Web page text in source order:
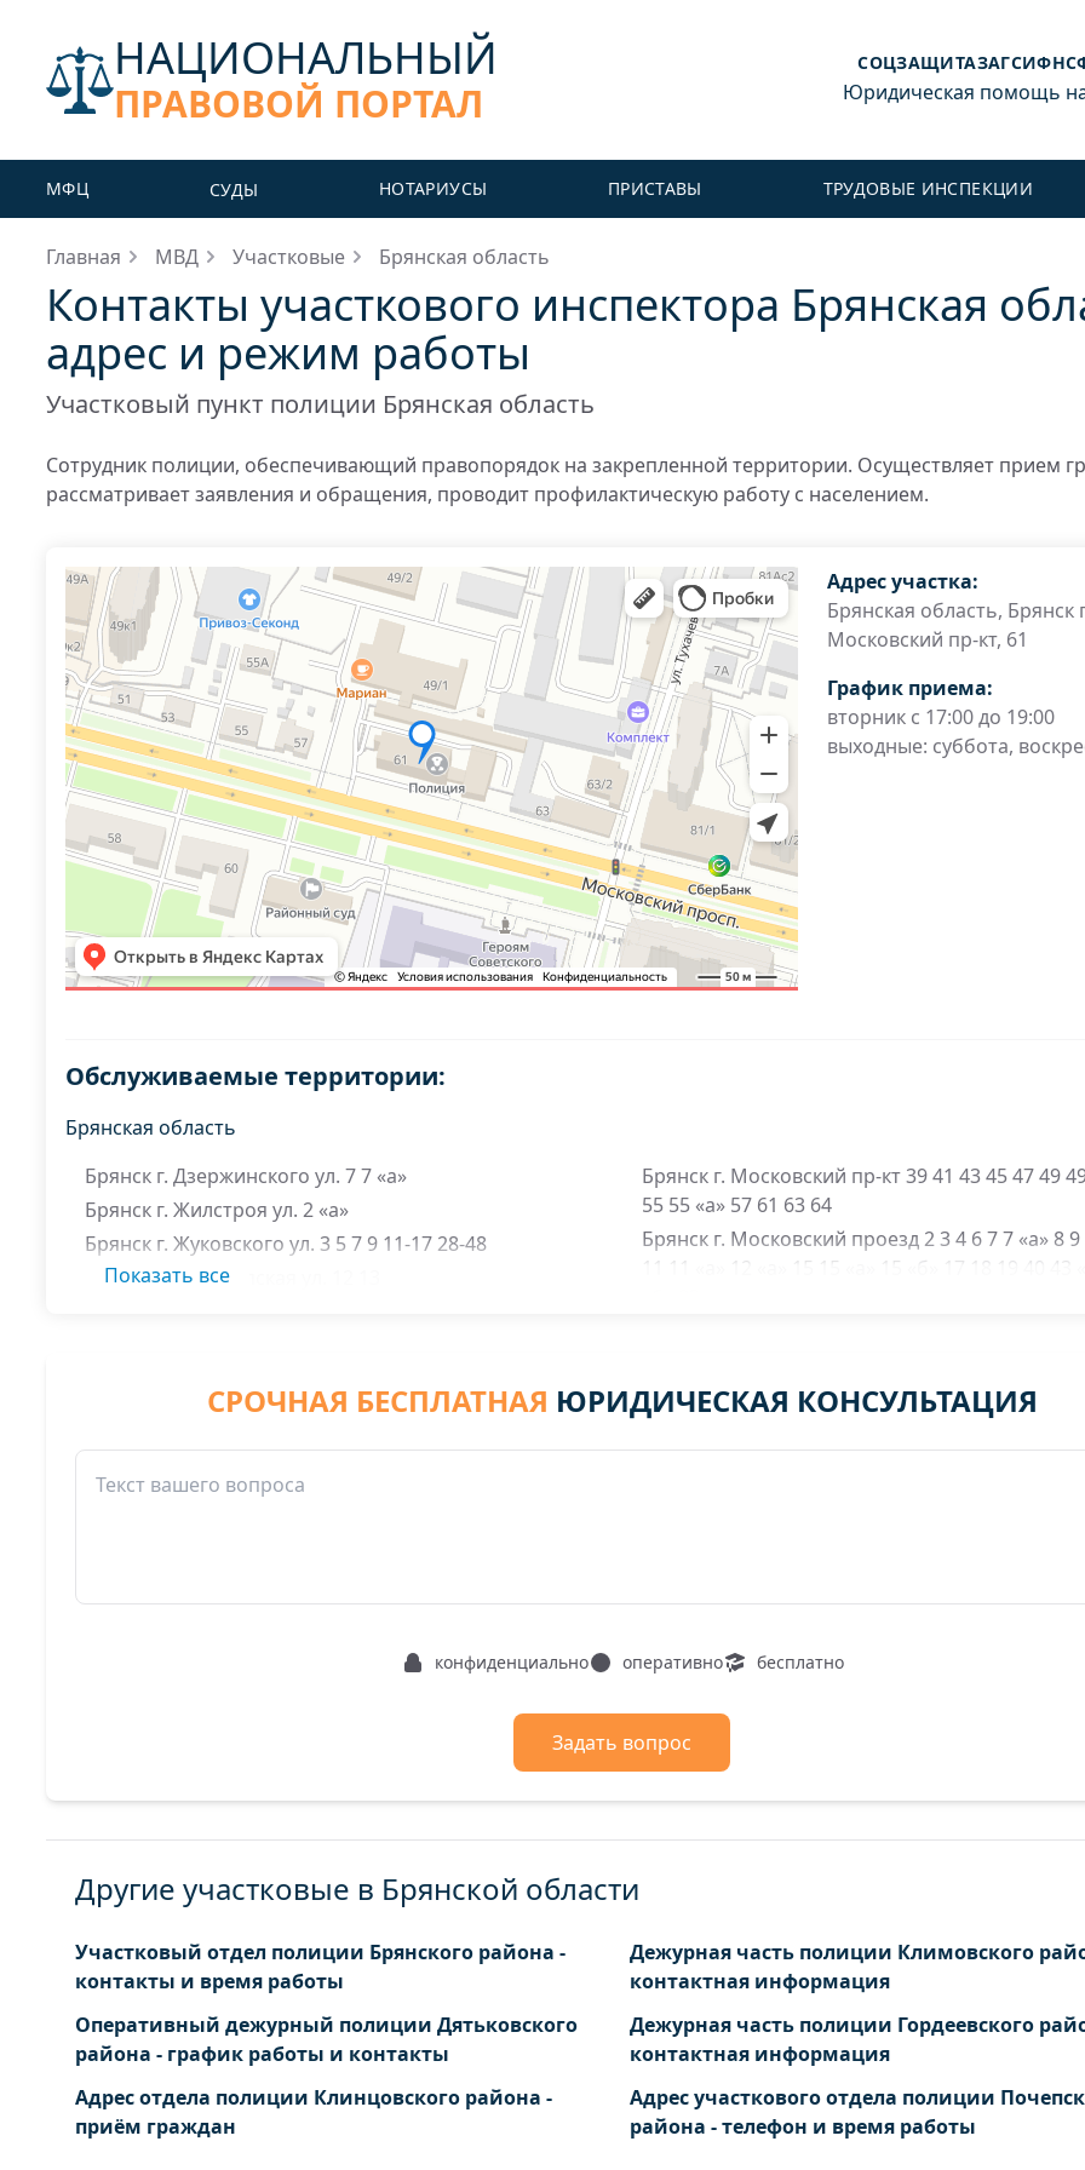
НАЦИОНАЛЬНЫЙ
ПРАВОВОЙ ПОРТАЛ
СОЦЗАЩИТАЗАГСИФНС
Юридическая помощь
МФЦ СУДЫ НОТАРИУСЫ ПРИСТАВЫ ТРУДОВЫЕ ИНСПЕКЦИИ
Главная МВД Участковые Брянская область
Контакты участкового инспектора Брянская
адрес и режим работы
Участковый пункт полиции Брянская область
Сотрудник полиции, обеспечивающий правопорядок на закрепленной территории. Осуществляет прием
рассматривает заявления и обращения, проводит профилактическую работу с населением.
Адрес участка:
Брянская область, Брянск
Московский пр-кт, 61
График приема:
вторник с 17:00 до 19:00
выходные: суббота,
Обслуживаемые территории:
Брянская область
Брянск г. Дзержинского ул. 7 7 «а»
Брянск г. Жилстроя ул. 2 «а»
Брянск г. Жуковского ул. 3 5 7 9 11-17 28-48
Брянск г. Конотопская ул. 12 13
Брянск г. Московский пр-кт 39 41 43 45 47 49
55 55 «а» 57 61 63 64
Брянск г. Московский проезд 2 3 4 6 7 7 «а» 8 9
11 11 «а» 12 «а» 15 15 «а» 15 «б» 17 18 19 40 43
Брянск г. Челюскинцев ул. 2 4
Показать все
СРОЧНАЯ БЕСПЛАТНАЯ ЮРИДИЧЕСКАЯ КОНСУЛЬТАЦИЯ
конфиденциально оперативно бесплатно
Задать вопрос
Другие участковые в Брянской области
Участковый отдел полиции Брянского района -
контакты и время работы
Дежурная часть полиции Климовского
контактная информация
Оперативный дежурный полиции Дятьковского
района - график работы и контакты
Дежурная часть полиции Гордеевского
контактная информация
Адрес отдела полиции Клинцовского района -
приём граждан
Адрес участкового отдела полиции
района - телефон и время работы